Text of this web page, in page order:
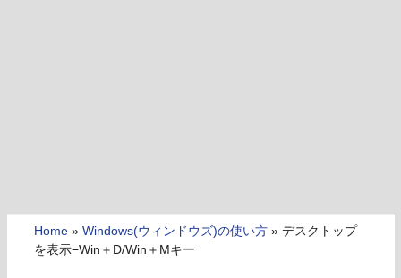
Home » Windows(ウィンドウズ)の使い方 » デスクトップ
を表示−Win＋D/Win＋Mキー